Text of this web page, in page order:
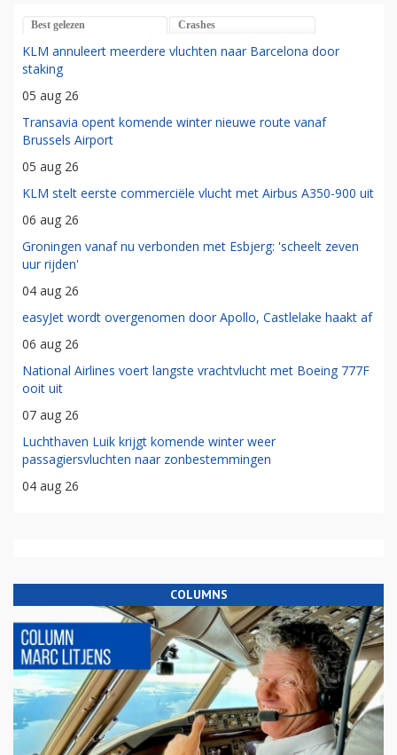
Best gelezen Crashes
KLM annuleert meerdere vluchten naar Barcelona door
staking
05 aug 26
Transavia opent komende winter nieuwe route vanaf
Brussels Airport
05 aug 26
KLM stelt eerste commerciële vlucht met Airbus A350-900 uit
06 aug 26
Groningen vanaf nu verbonden met Esbjerg: 'scheelt zeven
uur rijden'
04 aug 26
easyJet wordt overgenomen door Apollo, Castlelake haakt af
06 aug 26
National Airlines voert langste vrachtvlucht met Boeing 777F
ooit uit
07 aug 26
Luchthaven Luik krijgt komende winter weer
passagiersvluchten naar zonbestemmingen
04 aug 26
COLUMNS